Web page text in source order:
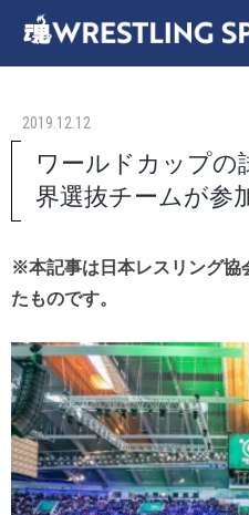
2019.12.12
ワールドカップの
界選抜チームが参
※本記事は日本レスリング協
たものです。